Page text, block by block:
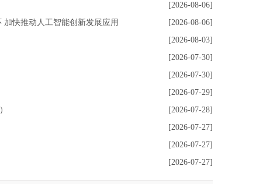
[2026-08-06]
[2026-08-06]
快推动人工智能创新发展应用
[2026-08-03]
[2026-07-30]
[2026-07-30]
[2026-07-29]
[2026-07-28]
[2026-07-27]
[2026-07-27]
[2026-07-27]